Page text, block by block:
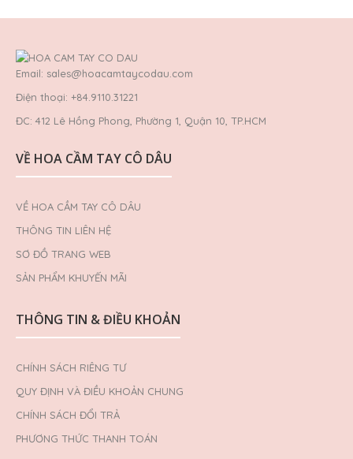
Email: sales@hoacamtaycodau.com
Điện thoại: +84.9110.31221
ĐC: 412 Lê Hồng Phong, Phường 1, Quận 10, TP.HCM
VỀ HOA CẦM TAY CÔ DÂU
VỀ HOA CẦM TAY CÔ DÂU
THÔNG TIN LIÊN HỆ
SƠ ĐỒ TRANG WEB
SẢN PHẨM KHUYẾN MÃI
THÔNG TIN & ĐIỀU KHOẢN
CHÍNH SÁCH RIÊNG TƯ
QUY ĐỊNH VÀ ĐIỀU KHOẢN CHUNG
CHÍNH SÁCH ĐỔI TRẢ
PHƯƠNG THỨC THANH TOÁN